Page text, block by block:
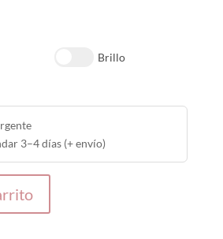
Brillo
3–4 días (+ envío)